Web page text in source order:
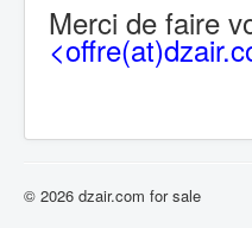
Merci de faire
© 2026 dzair.com for sale